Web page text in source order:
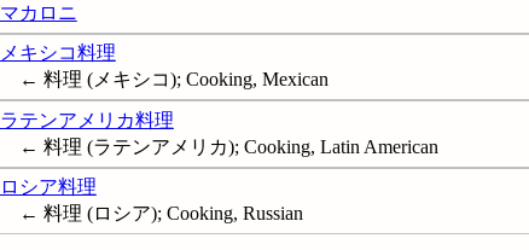
マカロニ
メキシコ料理
← 料理 (メキシコ); Cooking, Mexican
ラテンアメリカ料理
← 料理 (ラテンアメリカ); Cooking, Latin American
ロシア料理
← 料理 (ロシア); Cooking, Russian